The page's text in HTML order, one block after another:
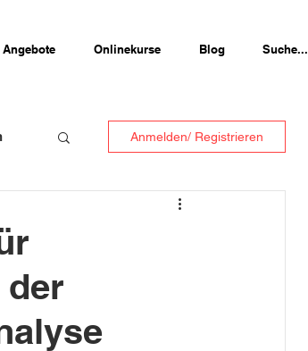
Onlinekurse Blog Suche...
Anmelden/ Registrieren